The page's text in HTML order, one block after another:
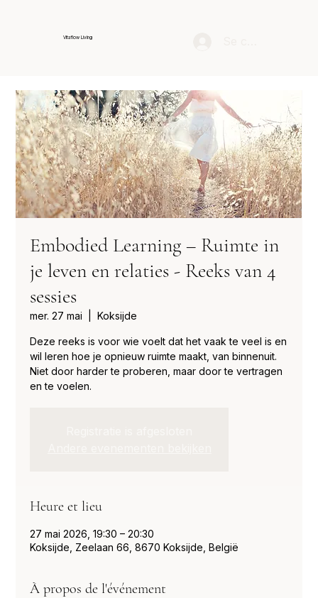
Vitaflow Living
Embodied Learning – Ruimte in
je leven en relaties - Reeks van 4
sessies
mer. 27 mai
  |
Koksijde
Deze reeks is voor wie voelt dat het vaak te veel is en
wil leren hoe je opnieuw ruimte maakt, van binnenuit.
Niet door harder te proberen, maar door te vertragen
en te voelen.
Heure et lieu
27 mai 2026, 19:30 – 20:30
Koksijde, Zeelaan 66, 8670 Koksijde, België
À propos de l'événement